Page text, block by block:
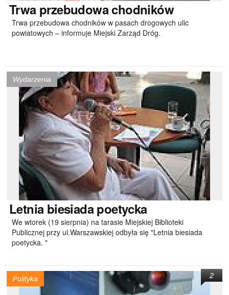
Trwaprzebudowa chodników
Trwa przebudowa chodników w pasach drogowych ulic
powiatowych – informuje Miejski Zarząd Dróg.
Wydarzenia
Letniabiesiada poetycka
We wtorek (19 sierpnia) na tarasie Miejskiej Biblioteki
Publicznej przy ul.Warszawskiej odbyła się "Letnia biesiada
poetycka. "
Polityka 2